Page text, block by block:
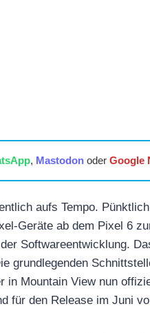
, Mastodonoder Google
aufs Tempo.
Geräte ab dem Pixel 6
Softwareentwicklung.
grundlegenden
in Mountain View nun
für den Release im Juni